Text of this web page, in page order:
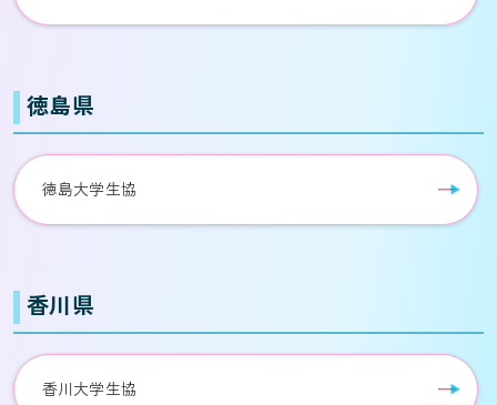
徳島県
徳島大学生協
香川県
香川大学生協